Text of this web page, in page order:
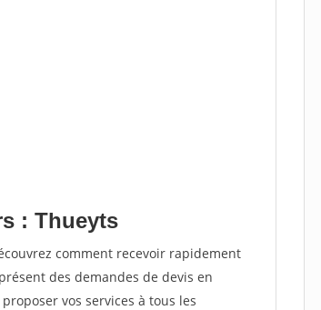
: Thueyts
comment recevoir rapidement
des demandes de devis en
vos services à tous les